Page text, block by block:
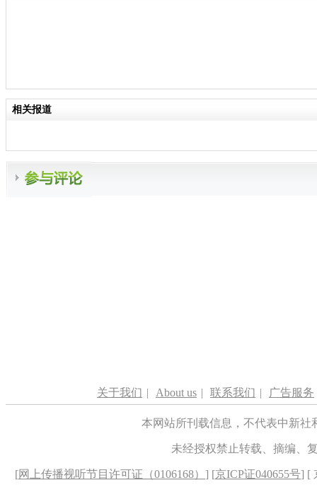
相关报道
关于我们 | About us | 联系我们 | 广告服务
本网站所刊载信息，不代表中新
未经授权禁止转载、摘编、
[网上传播视听节目许可证（0106168） ] [京ICP证040655号] [